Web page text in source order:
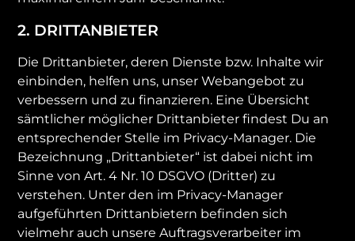
2. DRITTANBIETER
Die Drittanbieter, deren Dienste bzw. Inhalte wir
einbinden, helfen uns, unser Webangebot zu
verbessern und zu finanzieren. Eine Übersicht
sämtlicher möglicher Drittanbieter findest Du an
entsprechender Stelle im Privacy-Manager. Die
Bezeichnung „Drittanbieter“ ist dabei nicht im
Sinne von Art. 4 Nr. 10 DSGVO (Dritter) zu
verstehen. Unter den im Privacy-Manager
aufgeführten Drittanbietern befinden sich
vielmehr auch unsere Auftragsverarbeiter im